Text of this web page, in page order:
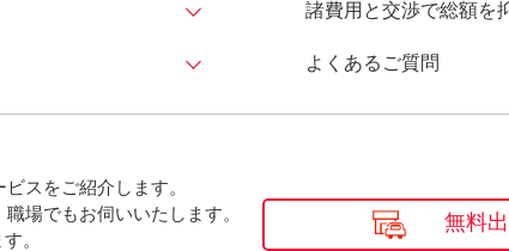
諸費用と交渉で総額を
よくあるご質問
スをご紹介します。
場でもお伺いいたします。
。
無料